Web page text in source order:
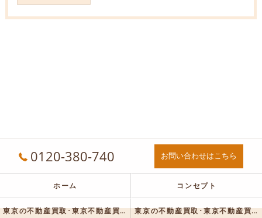
0120-380-740 お問い合わせはこちら
ホーム コンセプト
東京の不動産買取･東京不動産買取センターの口コミ情報 東京の不動産買取･東京不動産買取センターの評判